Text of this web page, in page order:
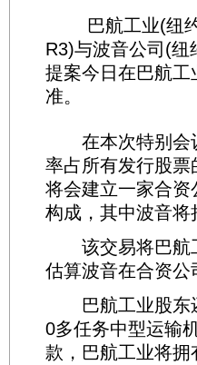
巴航工业(纽约
R3)与波音公司(纽
提案今日在巴航
准。
在本次特别会议
率占所有发行股
将会建立一家合
构成，其中波音
该交易将巴航工
估算波音在合资
巴航工业股东还
0多任务中型运输
款，巴航工业将